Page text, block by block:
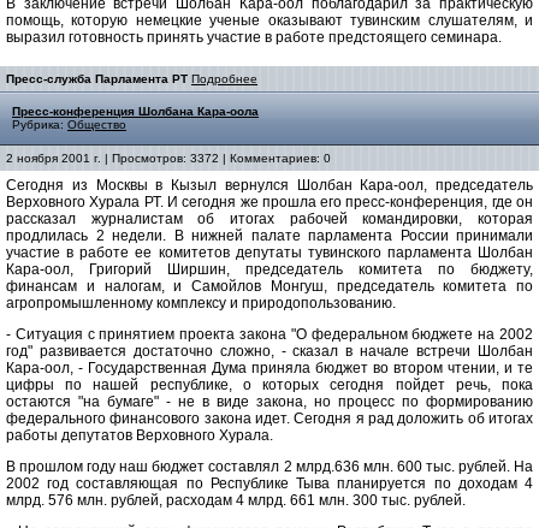
В заключение встречи Шолбан Кара-оол поблагодарил за практическую
помощь, которую немецкие ученые оказывают тувинским слушателям, и
выразил готовность принять участие в работе предстоящего семинара.
Пресс-служба Парламента РТ Подробнее
Пресс-конференция Шолбана Кара-оола
Рубрика: Общество
2 ноября 2001 г. | Просмотров: 3372 | Комментариев: 0
Сегодня из Москвы в Кызыл вернулся Шолбан Кара-оол, председатель
Верховного Хурала РТ. И сегодня же прошла его пресс-конференция, где он
рассказал журналистам об итогах рабочей командировки, которая
продлилась 2 недели. В нижней палате парламента России принимали
участие в работе ее комитетов депутаты тувинского парламента Шолбан
Кара-оол, Григорий Ширшин, председатель комитета по бюджету,
финансам и налогам, и Самойлов Монгуш, председатель комитета по
агропромышленному комплексу и природопользованию.
- Ситуация с принятием проекта закона "О федеральном бюджете на 2002
год" развивается достаточно сложно, - сказал в начале встречи Шолбан
Кара-оол, - Государственная Дума приняла бюджет во втором чтении, и те
цифры по нашей республике, о которых сегодня пойдет речь, пока
остаются "на бумаге" - не в виде закона, но процесс по формированию
федерального финансового закона идет. Сегодня я рад доложить об итогах
работы депутатов Верховного Хурала.
В прошлом году наш бюджет составлял 2 млрд.636 млн. 600 тыс. рублей. На
2002 год составляющая по Республике Тыва планируется по доходам 4
млрд. 576 млн. рублей, расходам 4 млрд. 661 млн. 300 тыс. рублей.